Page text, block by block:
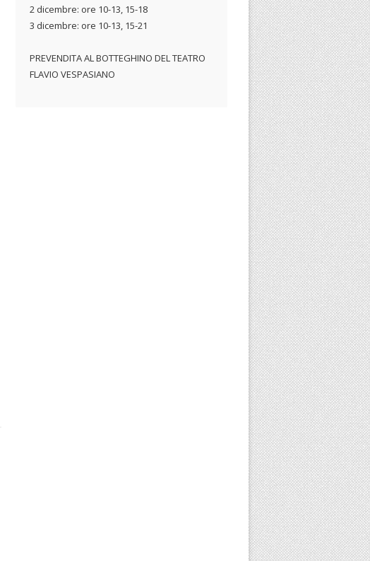
2 dicembre: ore 10-13, 15-18
3 dicembre: ore 10-13, 15-21
PREVENDITA AL BOTTEGHINO DEL TEATRO
FLAVIO VESPASIANO